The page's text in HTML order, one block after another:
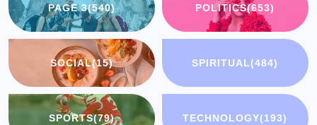
PAGE 3(540) POLITICS(653)
SOCIAL(15) SPIRITUAL(484)
SPORTS(79) TECHNOLOGY(193)